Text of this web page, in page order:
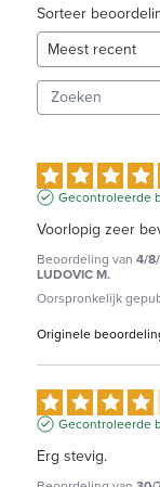
Sorteer
Gecontroleerde
Voorlopig zeer
Beoordeling van 4/
LUDOVIC M.
Oorspronkelijk
Originele
Gecontroleerde
Erg stevig.